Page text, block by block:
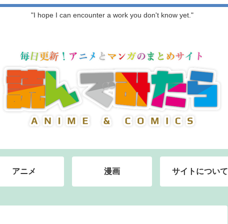
"I hope I can encounter a work you don't know yet."
アニメ 漫画 サイトについて